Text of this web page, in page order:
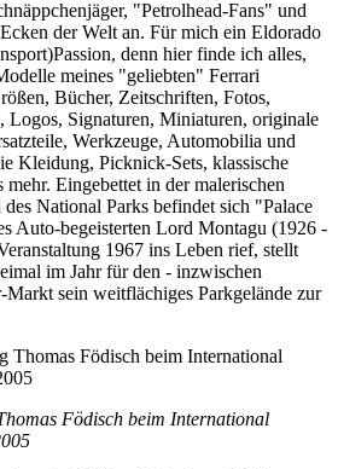
"Petrolhead-Fans" und
der Welt an. Für mich ein Eldorado
denn hier finde ich alles,
meines "geliebten" Ferrari
Bücher, Zeitschriften, Fotos,
Logos, Signaturen, Miniaturen, originale
Werkzeuge, Automobilia und
Kleidung, Picknick-Sets, klassische
mehr. Eingebettet in der malerischen
National Parks befindet sich "Palace
Auto-begeisterten Lord Montagu (1926 -
1967 ins Leben rief, stellt
im Jahr für den - inzwischen
sein weitflächiges Parkgelände zur
Födisch beim International